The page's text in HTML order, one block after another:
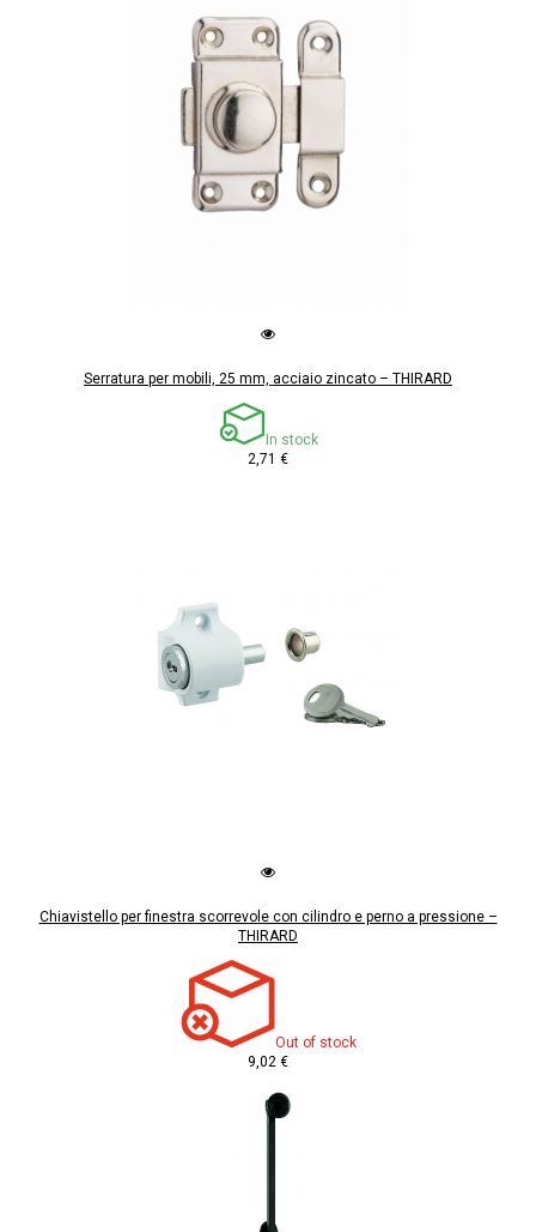
Serratura per mobili, 25 mm, acciaio zincato – THIRARD
In stock
2,71 €
Chiavistello per finestra scorrevole con cilindro e perno a pressione –
THIRARD
Out of stock
9,02 €